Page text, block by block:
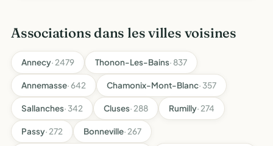
Associations dans les villes voisines
Annecy· 2479 Thonon-Les-Bains· 837
Annemasse· 642 Chamonix-Mont-Blanc· 357
Sallanches· 342 Cluses· 288 Rumilly· 274
Passy· 272 Bonneville· 267